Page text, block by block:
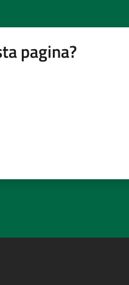
pagina?